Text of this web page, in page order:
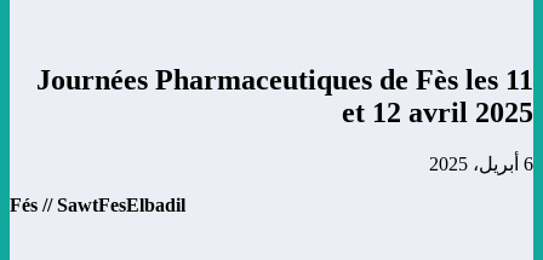
Journées Pharmaceutiques de Fès les 11
et 12 avril 2025
6 أبريل، 2025
Fés // SawtFesElbadil